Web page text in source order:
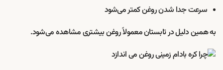
سرعت جدا شدن روغن کمتر می‌شود
به همین دلیل در تابستان معمولاً روغن بیشتری مشاهده می‌شود.